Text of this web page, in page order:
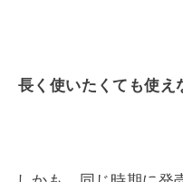
長く使いたくても使え